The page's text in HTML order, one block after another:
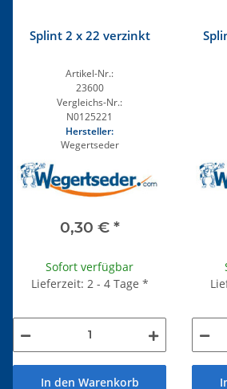
Splint 2 x 22 verzinkt
Artikel-Nr.:
23600
Vergleichs-Nr.:
N0125221
Hersteller:
Wegertseder
0,30 € *
Sofort verfügbar
Lieferzeit: 2 - 4 Tage *
In den Warenkorb